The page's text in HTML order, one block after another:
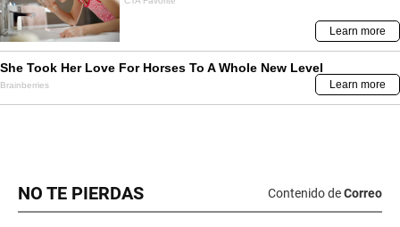
NO TE PIERDAS Contenido deCorreo